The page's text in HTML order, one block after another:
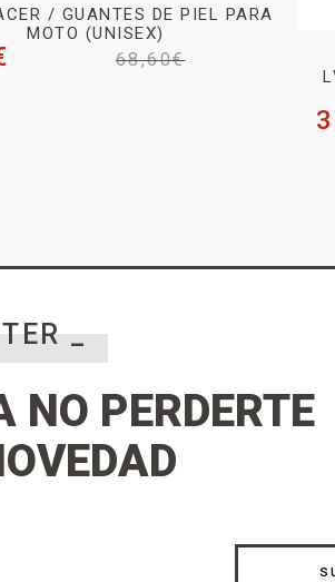
/ GUANTES DE PIEL PARA
MOTO (UNISEX)
68,60€
_
NO PERDERTE